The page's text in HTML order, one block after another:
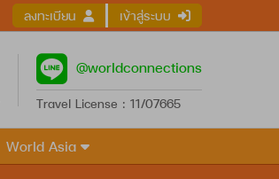
ลงทะเบียน เข้าสู่ระบบ
@worldconnections
Travel License : 11/07665
World Asia